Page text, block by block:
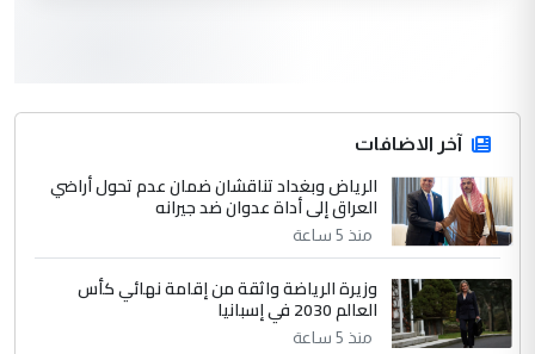
جنسية الرافد الثالث للعراق ومن اصول عريقة
ابا فرات ...
الموضوع :
الجواهري يرد على صدام حسين سل
مضجعيك يابن الزنا (نص كامل)
سردار
التعليق : واحد من عصابة علي ماما يسقط
جنسية الرافد الثالث للعراق ومن اصول عريقة
آخر الاضافات
الرياض وبغداد تناقشان ضمان عدم تحول أراضي
العراق إلى أداة عدوان ضد جيرانه
منذ 5 ساعة
وزيرة الرياضة واثقة من إقامة نهائي كأس
العالم 2030 في إسبانيا
منذ 5 ساعة